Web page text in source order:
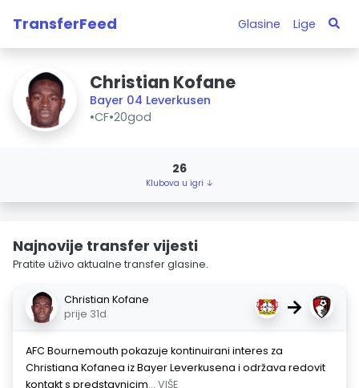
TransferFeed Glasine Lige
Christian Kofane
Bayer 04 Leverkusen
•CF•20god
26
Klubova u igri ↓
Najnovije transfer vijesti
Pratite uživo aktualne transfer glasine.
Christian Kofane
prije 31d
→
AFC Bournemouth pokazuje kontinuirani interes za
Christiana Kofanea iz Bayer Leverkusena i održava redovit
kontakt s predstavnicim... VIŠE